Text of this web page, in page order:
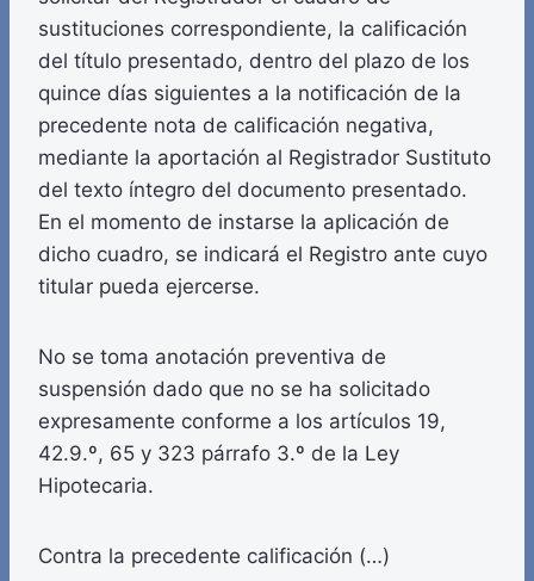
sustituciones correspondiente, la calificación
del título presentado, dentro del plazo de los
quince días siguientes a la notificación de la
precedente nota de calificación negativa,
mediante la aportación al Registrador Sustituto
del texto íntegro del documento presentado.
En el momento de instarse la aplicación de
dicho cuadro, se indicará el Registro ante cuyo
titular pueda ejercerse.
No se toma anotación preventiva de
suspensión dado que no se ha solicitado
expresamente conforme a los artículos 19,
42.9.º, 65 y 323 párrafo 3.º de la Ley
Hipotecaria.
Contra la precedente calificación (…)